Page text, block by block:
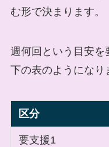
む形で決まります。
週何回という目安を
下の表のようになり
区分
要支援1